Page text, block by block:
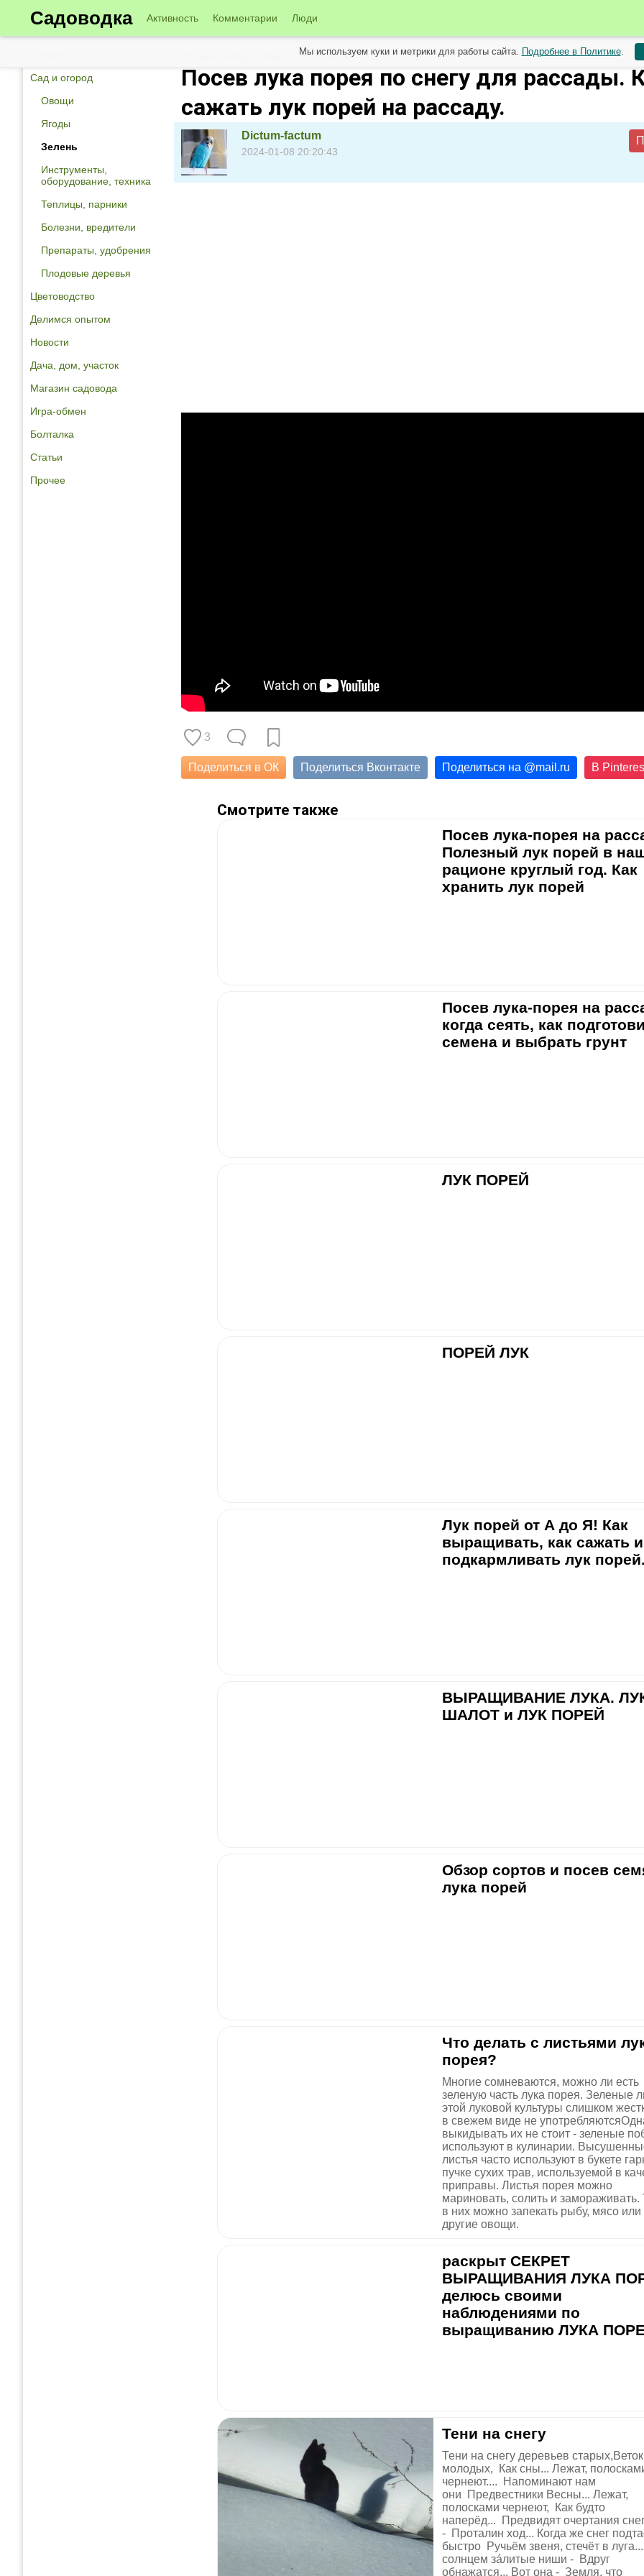
Садоводка Активность Комментарии Люди
Сад и огород
Овощи
Ягоды
Зелень
Инструменты,
оборудование, техника
Теплицы, парники
Болезни, вредители
Препараты, удобрения
Плодовые деревья
Цветоводство
Делимся опытом
Новости
Дача, дом, участок
Магазин садовода
Игра-обмен
Болталка
Статьи
Прочее
Новые материалы от 10 января
Посев лука порея по снегу для рассады.
сажать лук порей на рассаду.
Dictum-factum
2024-01-08 20:20:43
3
Поделиться в ОК Поделиться Вконтакте Поделиться на @mail.ru В
Смотрите также
Посев лука-порея на
Полезный лук порей в
рационе круглый год. Как
хранить лук порей
Посев лука-порея на
когда сеять, как
семена и выбрать грунт
ЛУК ПОРЕЙ
ПОРЕЙ ЛУК
Лук порей от А до Я! Как
выращивать, как сажать
подкармливать лук
ВЫРАЩИВАНИЕ ЛУКА.
ШАЛОТ и ЛУК ПОРЕЙ
Обзор сортов и посев
лука порей
Что делать с листьями
порея?
Многие сомневаются, можно ли есть
зеленую часть лука порея. Зеленые
этой луковой культуры слишком
в свежем виде не
выкидывать их не стоит - зеленые
используют в кулинарии.
листья часто используют в букете
пучке сухих трав, используемой в
приправы. Листья порея можно
мариновать, солить и замораживать.
в них можно запекать рыбу, мясо или
другие овощи.
раскрыт СЕКРЕТ
ВЫРАЩИВАНИЯ ЛУКА
делюсь своими
наблюдениями по
выращиванию ЛУКА
Тени на снегу
Тени на снегу деревьев старых,Веток
молодых, Как сны... Лежат,
чернеют.... Напоминают нам
они Предвестники Весны... Лежат,
полосками чернеют, Как будто
наперёд... Предвидят очертания
- Проталин ход... Когда же снег
быстро Ручьём звеня, стечёт в
солнцем зáлитые ниши - Вдруг
обнажатся... Вот она - Земля, что
Мы используем куки и метрики для работы сайта. Подробнее в Политике.